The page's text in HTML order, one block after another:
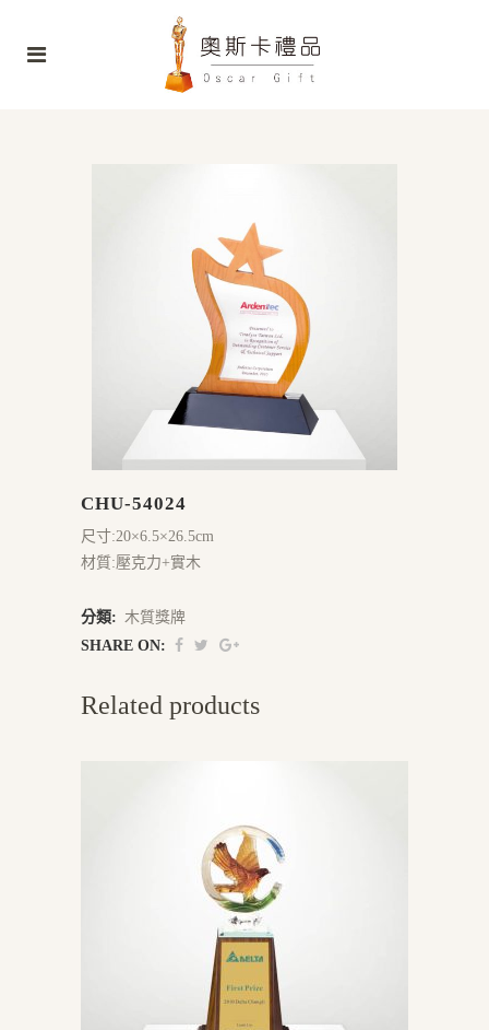
CHU-54024
尺寸:20×6.5×26.5cm
材質:壓克力+實木
分類: 木質獎牌
SHARE ON:
Related products